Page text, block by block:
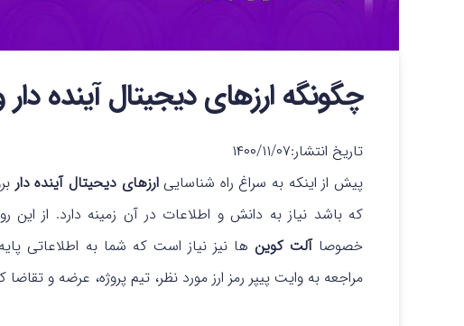
چگونگه ارزهای دیجیتال آینده
تاریخ انتشار:۱۴۰۰/۱۱/۰۷
پیش از اینکه به سراغ راه شناساییارزهای دیحیتال آینده دار
که باشد نیاز به دانش و اطلاعات در آن زمینه دارد. از این
خصوصاآلت کوین‌ ها نیز نیاز است که شما به اطلاعاتی
مراجعه به وایت پیپر رمز ارز مورد نظر، تیم پروژه، عرضه و